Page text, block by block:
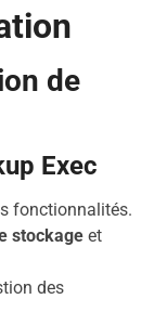
de
Exec
fonctionnalités.
stockage et
des